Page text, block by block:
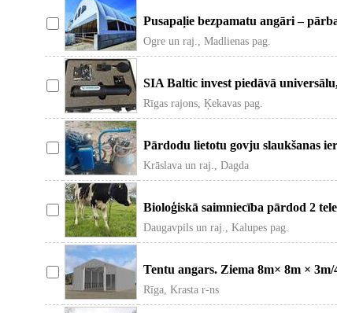
Pusapaļie bezpamatu angāri –
Ogre un raj., Madlienas pag.
SIA Baltic invest piedāvā
Rīgas rajons, Ķekavas pag.
Pārdodu lietotu govju slaukšanas
Krāslava un raj., Dagda
Bioloģiskā saimniecība pārdod 2
Daugavpils un raj., Kalupes pag.
Tentu angars. Ziema 8m× 8m ×
Rīga, Krasta r-ns